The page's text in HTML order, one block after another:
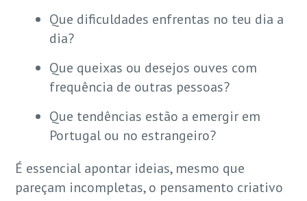
Que dificuldades enfrentas no teu dia a
dia?
Que queixas ou desejos ouves com
frequência de outras pessoas?
Que tendências estão a emergir em
Portugal ou no estrangeiro?
É essencial apontar ideias, mesmo que
pareçam incompletas, o pensamento criativo